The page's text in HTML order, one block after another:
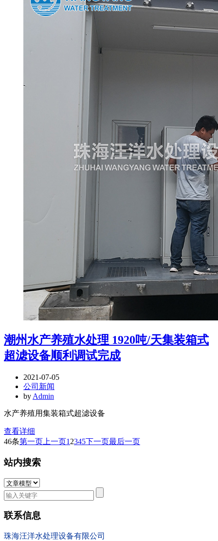
潮州水产养殖水处理 1920吨/天集装箱式
超滤设备顺利调试完成
2021-07-05
公司新闻
by Admin
水产养殖用集装箱式超滤设备
查看详细
46条第一页 上一页1 2345下一页最后一页
站内搜索
联系信息
珠海汪洋水处理设备有限公司